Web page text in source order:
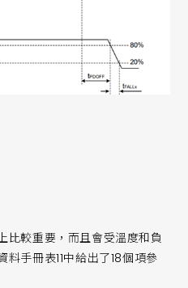
比較重要，而且會受溫度和負
料手冊表11中給出了18個項參